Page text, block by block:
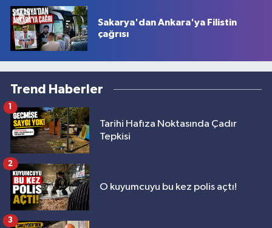
Sakarya'dan Ankara'ya Filistin
çağrısı
Trend Haberler
Tarihi Hafıza Noktasında Çadır
Tepkisi
1
O kuyumcuyu bu kez polis açtı!
2
3